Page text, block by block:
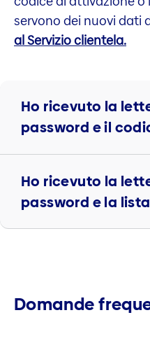
servono dei nuovi dati
al Servizio clientela.
Ho ricevuto la
password e il
Ho ricevuto la
password e la
Domande